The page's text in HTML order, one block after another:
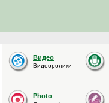
Видео
Видеоролики
Photo